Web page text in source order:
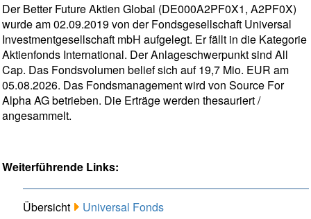
Der Better Future Aktien Global (DE000A2PF0X1, A2PF0X)
wurde am 02.09.2019 von der Fondsgesellschaft Universal
Investmentgesellschaft mbH aufgelegt. Er fällt in die Kategorie
Aktienfonds International. Der Anlageschwerpunkt sind All
Cap. Das Fondsvolumen belief sich auf 19,7 Mio. EUR am
05.08.2026. Das Fondsmanagement wird von Source For
Alpha AG betrieben. Die Erträge werden thesauriert /
angesammelt.
Weiterführende Links:
Übersicht Universal Fonds